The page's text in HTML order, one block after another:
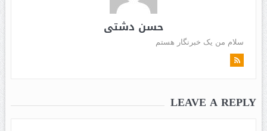
حسن دشتی
سلام من یک خبرنگار هستم
LEAVE A REPLY